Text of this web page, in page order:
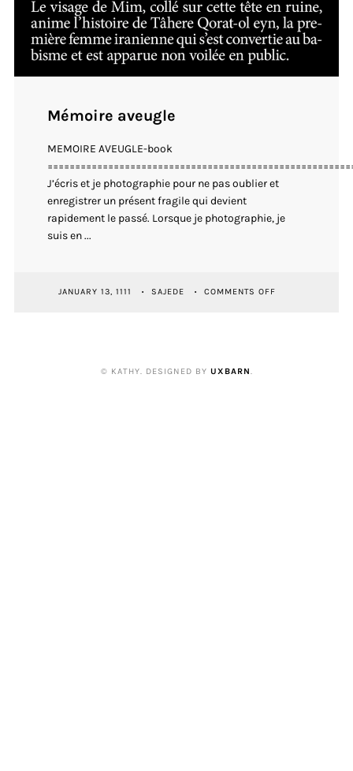
Mémoire aveugle
MEMOIRE AVEUGLE-book
J’écris et je photographie pour ne pas oublier et
enregistrer un présent fragile qui devient
rapidement le passé. Lorsque je photographie, je
suis en ...
JANUARY 13, 1111 SAJEDE COMMENTS OFFON
© KATHY. DESIGNED BY UXBARN.